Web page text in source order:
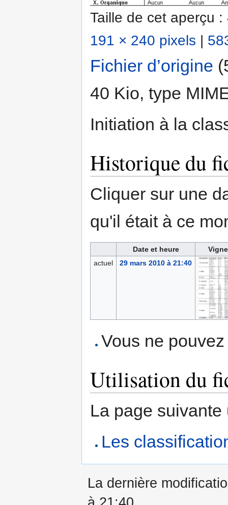
Taille de cet aperçu :
191 × 240 pixels |
Fichier d’origine
40 Kio, type
Initiation à la
Historique du
Cliquer sur une
qu'il était à ce
Date et heure
actuel
29 mars 2010 à 21:40
Vous ne
Utilisation du
La page
Les
La dernière